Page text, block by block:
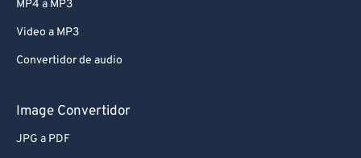
MP4 a MP3
Video a MP3
Convertidor de audio
Image Convertidor
JPG a PDF